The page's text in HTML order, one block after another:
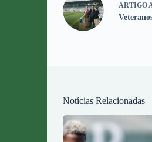
ARTIGO
Notícias Relacionadas